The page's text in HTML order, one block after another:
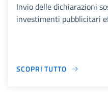
Invio delle dichiarazioni
investimenti pubblicitari
SCOPRI TUTTO